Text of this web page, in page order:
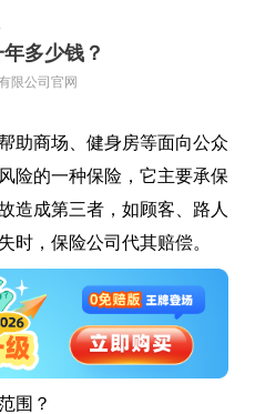
多少钱？
限公司官网
助商场、健身房等面向公众
险的一种保险，它主要承保
造成第三者，如顾客、路人
时，保险公司代其赔偿。
围？